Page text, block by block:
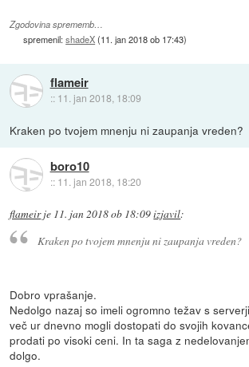
Zgodovina sprememb…
spremenil:shadeX(11. jan 2018 ob 17:43)
flameir
:: 11. jan 2018, 18:09
Kraken po tvojem mnenju ni zaupanja vreden?
boro10
:: 11. jan 2018, 18:20
flameirje 11. jan 2018 ob 18:09izjavil:
Kraken po tvojem mnenju ni zaupanja vreden?
Dobro vprašanje.
Nedolgo nazaj so imeli ogromno težav s
več ur dnevno mogli dostopati do svojih
prodati po visoki ceni. In ta saga z
dolgo.